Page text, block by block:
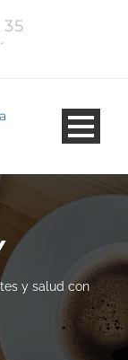
y salud con